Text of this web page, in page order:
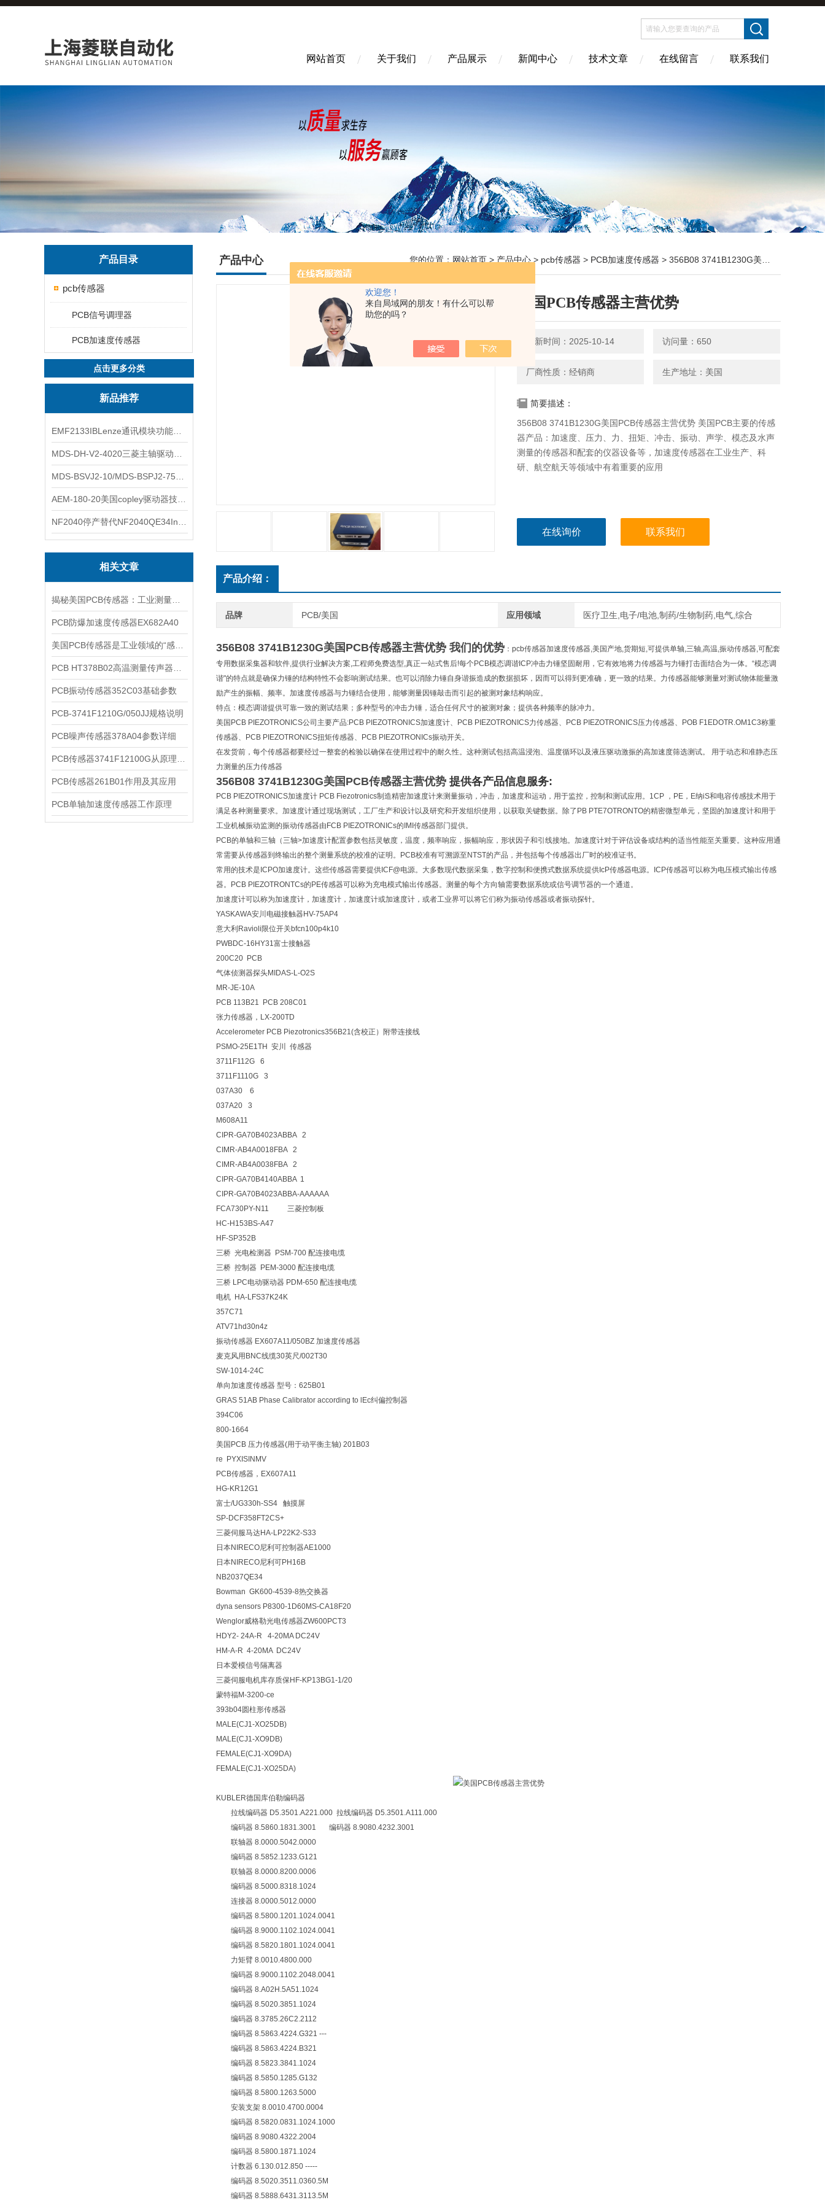
欢迎您！
来自局域网的朋友！有什么可以帮
助您的吗？
网站首页 关于我们 产品展示 新闻中心 技术文章 在线留言 联系我们
产品目录
pcb传感器
PCB信号调理器
PCB加速度传感器
点击更多分类
新品推荐
相关文章
PCB防爆加速度传感器EX682A40
PCB振动传感器352C03基础参数
PCB-3741F1210G/050JJ规格说明
PCB噪声传感器378A04参数详细
PCB传感器261B01作用及其应用
PCB单轴加速度传感器工作原理
产品中心 您的位置： 网站首页 > 产品中心 > pcb传感器 > PCB加速度传感器 > 356B08 3741B1230G美国PCB传感器主营优势
美国PCB传感器主营优势
更新时间：2025-10-14 访问量：650
厂商性质：经销商 生产地址：美国
简要描述：
356B08 3741B1230G美国PCB传感器主营优势 美国PCB主要的传感
器产品：加速度、压力、力、扭矩、冲击、振动、声学、模态及水声
测量的传感器和配套的仪器设备等，加速度传感器在工业生产、科
研、航空航天等领域中有着重要的应用
在线询价 联系我们
产品介绍：
品牌 PCB/美国 应用领域 医疗卫生,电子/电池,制药/生物制药,电气,综合
356B08 3741B1230G美国PCB传感器主营优势 我们的优势 ：pcb传感器加速度传感器,美国产地,货期短,可提供单轴,三轴,高温,振动传感器,可配套
专用数据采集器和软件,提供行业解决方案,工程师免费选型,真正一站式售后!每个PCB模态调谐ICP冲击力锤坚固耐用，它有效地将力传感器与力锤打击面结合为一体。“模态调
谐"的特点就是确保力锤的结构特性不会影响测试结果。也可以消除力锤自身谐振造成的数据损坏，因而可以得到更准确，更一致的结果。力传感器能够测量对测试物体能量激
励产生的振幅、频率。加速度传感器与力锤结合使用，能够测量因锤敲击而引起的被测对象结构响应。
特点：模态调谐提供可靠一致的测试结果；多种型号的冲击力锤，适合任何尺寸的被测对象；提供各种频率的脉冲力。
美国PCB PIEZOTRONICS公司主要产品:PCB PIEZOTRONICS加速度计、PCB PIEZOTRONICS力传感器、PCB PIEZOTRONICS压力传感器、POB F1EDOTR.OM1C3称重
传感器、PCB PIEZOTRONICS扭矩传感器、PCB PIEZOTRONICs振动开关。
在发货前，每个传感器都要经过一整套的检验以确保在使用过程中的耐久性。这种测试包括高温浸泡、温度循环以及液压驱动激振的高加速度筛选测试。 用于动态和准静态压
力测量的压力传感器
356B08 3741B1230G美国PCB传感器主营优势 提供各产品信息服务:
PCB PIEZOTRONICS加速度计 PCB Fiezotronics制造精密加速度计来测量振动，冲击，加速度和运动，用于监控，控制和测试应用。1CP ，PE，E纳iS和电容传感技术用于
满足各种测量要求。加速度计通过现场测试，工厂生产和设计以及研究和开发组织使用，以获取关键数据。除了PB PTE7OTRONTO的精密微型单元，坚固的加速度计和用于
工业机械振动监测的振动传感器由FCB PIEZOTRONICs的IMI传感器部门提供。
PCB的单轴和三轴（三轴>加速度计配置参数包括灵敏度，温度，频率响应，振幅响应，形状因子和引线接地。加速度计对于评估设备或结构的适当性能至关重要。这种应用通
常需要从传感器到终输出的整个测量系统的校准的证明。PCB校准有可溯源至NTST的产品，并包括每个传感器出厂时的校准证书。
常用的技术是ICPO加速度计。这些传感器需要提供ICF@电源。大多数现代数据采集，数字控制和便携式数据系统提供IcP传感器电源。ICP传感器可以称为电压模式输出传感
器。PCB PIEZOTRONTCs的PE传感器可以称为充电模式输出传感器。测量的每个方向轴需要数据系统或信号调节器的一个通道。
加速度计可以称为加速度计，加速度计，加速度计或加速度计，或者工业界可以将它们称为振动传感器或者振动探针。
YASKAWA安川电磁接触器HV-75AP4
意大利Ravioli限位开关bfcn100p4k10
PWBDC-16HY31富士接触器
200C20 PCB
气体侦测器探头MIDAS-L-O2S
MR-JE-10A
PCB 113B21 PCB 208C01
张力传感器，LX-200TD
Accelerometer PCB Piezotronics356B21(含校正）附带连接线
PSMO-25E1TH 安川 传感器
3711F112G 6
3711F1110G 3
037A30 6
037A20 3
M608A11
CIPR-GA70B4023ABBA 2
CIMR-AB4A0018FBA 2
CIMR-AB4A0038FBA 2
CIPR-GA70B4140ABBA 1
CIPR-GA70B4023ABBA-AAAAAA
FCA730PY-N11 三菱控制板
HC-H153BS-A47
HF-SP352B
三桥 光电检测器 PSM-700 配连接电缆
三桥 控制器 PEM-3000 配连接电缆
三桥 LPC电动驱动器 PDM-650 配连接电缆
电机 HA-LFS37K24K
357C71
ATV71hd30n4z
振动传感器 EX607A11/050BZ 加速度传感器
麦克风用BNC线缆30英尺/002T30
SW-1014-24C
单向加速度传感器 型号：625B01
GRAS 51AB Phase Calibrator according to lEc纠偏控制器
394C06
800-1664
美国PCB 压力传感器(用于动平衡主轴) 201B03
re PYXISINMV
PCB传感器，EX607A11
HG-KR12G1
富士/UG330h-SS4 触摸屏
SP-DCF358FT2CS+
三菱伺服马达HA-LP22K2-S33
日本NIRECO尼利可控制器AE1000
日本NIRECO尼利可PH16B
NB2037QE34
Bowman GK600-4539-8热交换器
dyna sensors P8300-1D60MS-CA18F20
Wenglor威格勒光电传感器ZW600PCT3
HDY2- 24A-R 4-20MA DC24V
HM-A-R 4-20MA DC24V
日本爱模信号隔离器
三菱伺服电机库存质保HF-KP13BG1-1/20
蒙特福M-3200-ce
393b04圆柱形传感器
MALE(CJ1-XO25DB)
MALE(CJ1-XO9DB)
FEMALE(CJ1-XO9DA)
FEMALE(CJ1-XO25DA)
KUBLER德国库伯勒编码器
拉线编码器 D5.3501.A221.000 拉线编码器 D5.3501.A111.000
编码器 8.5860.1831.3001 编码器 8.9080.4232.3001
联轴器 8.0000.5042.0000
编码器 8.5852.1233.G121
联轴器 8.0000.8200.0006
编码器 8.5000.8318.1024
连接器 8.0000.5012.0000
编码器 8.5800.1201.1024.0041
编码器 8.9000.1102.1024.0041
编码器 8.5820.1801.1024.0041
力矩臂 8.0010.4800.000
编码器 8.9000.1102.2048.0041
编码器 8.A02H.5A51.1024
编码器 8.5020.3851.1024
编码器 8.3785.26C2.2112
编码器 8.5863.4224.G321 ---
编码器 8.5863.4224.B321
编码器 8.5823.3841.1024
编码器 8.5850.1285.G132
编码器 8.5800.1263.5000
安装支架 8.0010.4700.0004
编码器 8.5820.0831.1024.1000
编码器 8.9080.4322.2004
编码器 8.5800.1871.1024
计数器 6.130.012.850 -----
编码器 8.5020.3511.0360.5M
编码器 8.5888.6431.3113.5M